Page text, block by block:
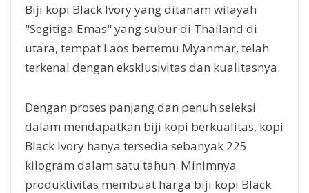
Biji kopi Black Ivory yang ditanam wilayah
"Segitiga Emas" yang subur di Thailand di
utara, tempat Laos bertemu Myanmar, telah
terkenal dengan eksklusivitas dan kualitasnya.
Dengan proses panjang dan penuh seleksi
dalam mendapatkan biji kopi berkualitas, kopi
Black Ivory hanya tersedia sebanyak 225
kilogram dalam satu tahun. Minimnya
produktivitas membuat harga biji kopi Black